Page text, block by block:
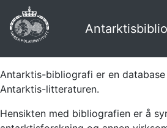
Antarktis-bibliografi er en
Antarktis-litteraturen.
Hensikten med bibliografien er å